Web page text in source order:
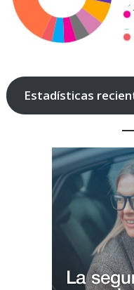
Estadísticas